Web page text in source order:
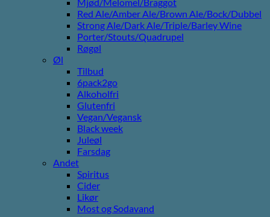
Red Ale/Amber Ale/Brown Ale/Bock/Dubbel
Strong Ale/Dark Ale/Triple/Barley Wine
Porter/Stouts/Quadrupel
Røgøl
Øl
Tilbud
6pack2go
Alkoholfri
Glutenfri
Vegan/Vegansk
Black week
Juleøl
Farsdag
Andet
Spiritus
Cider
Likør
Most og Sodavand